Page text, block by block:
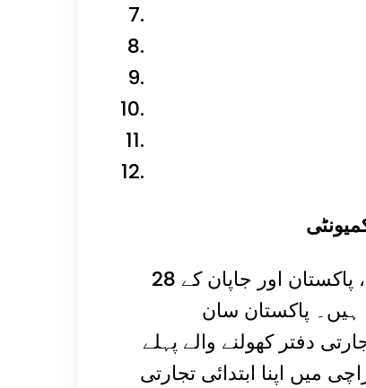
اور جاپان کے
پاکستان سان
دفتر کھولنے والے پہلے
میں اپنا ابتدائی تجارتی